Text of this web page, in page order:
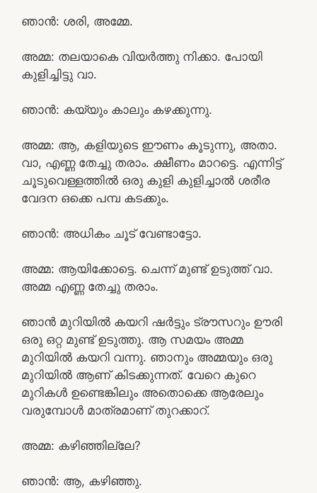
ഞാൻ: ശരി, അമ്മേ.
അമ്മ: തലയാകെ വിയർത്തു നിക്കാ. പോയി
കുളിച്ചിട്ടു വാ.
ഞാൻ: കയ്യും കാലും കഴക്കുന്നു.
അമ്മ: ആ, കളിയുടെ ഈണം കൂടുന്നു, അതാ.
വാ, എണ്ണ തേച്ചു തരാം. ക്ഷീണം മാറട്ടെ. എന്നിട്ട്
ചൂടുവെള്ളത്തിൽ ഒരു കുളി കുളിച്ചാൽ ശരീര
വേദന ഒക്കെ പമ്പ കടക്കും.
ഞാൻ: അധികം ചൂട് വേണ്ടാട്ടോ.
അമ്മ: ആയിക്കോട്ടെ. ചെന്ന് മുണ്ട് ഉടുത്ത് വാ.
അമ്മ എണ്ണ തേച്ചു തരാം.
ഞാൻ മുറിയിൽ കയറി ഷർട്ടും ട്രൗസറും ഊരി
ഒരു ഒറ്റ മുണ്ട് ഉടുത്തു. ആ സമയം അമ്മ
മുറിയിൽ കയറി വന്നു. ഞാനും അമ്മയും ഒരു
മുറിയിൽ ആണ് കിടക്കുന്നത്. വേറെ കുറെ
മുറികൾ ഉണ്ടെങ്കിലും അതൊക്കെ ആരേലും
വരുമ്പോൾ മാത്രമാണ് തുറക്കാറ്.
അമ്മ: കഴിഞ്ഞില്ലേ?
ഞാൻ: ആ, കഴിഞ്ഞു.